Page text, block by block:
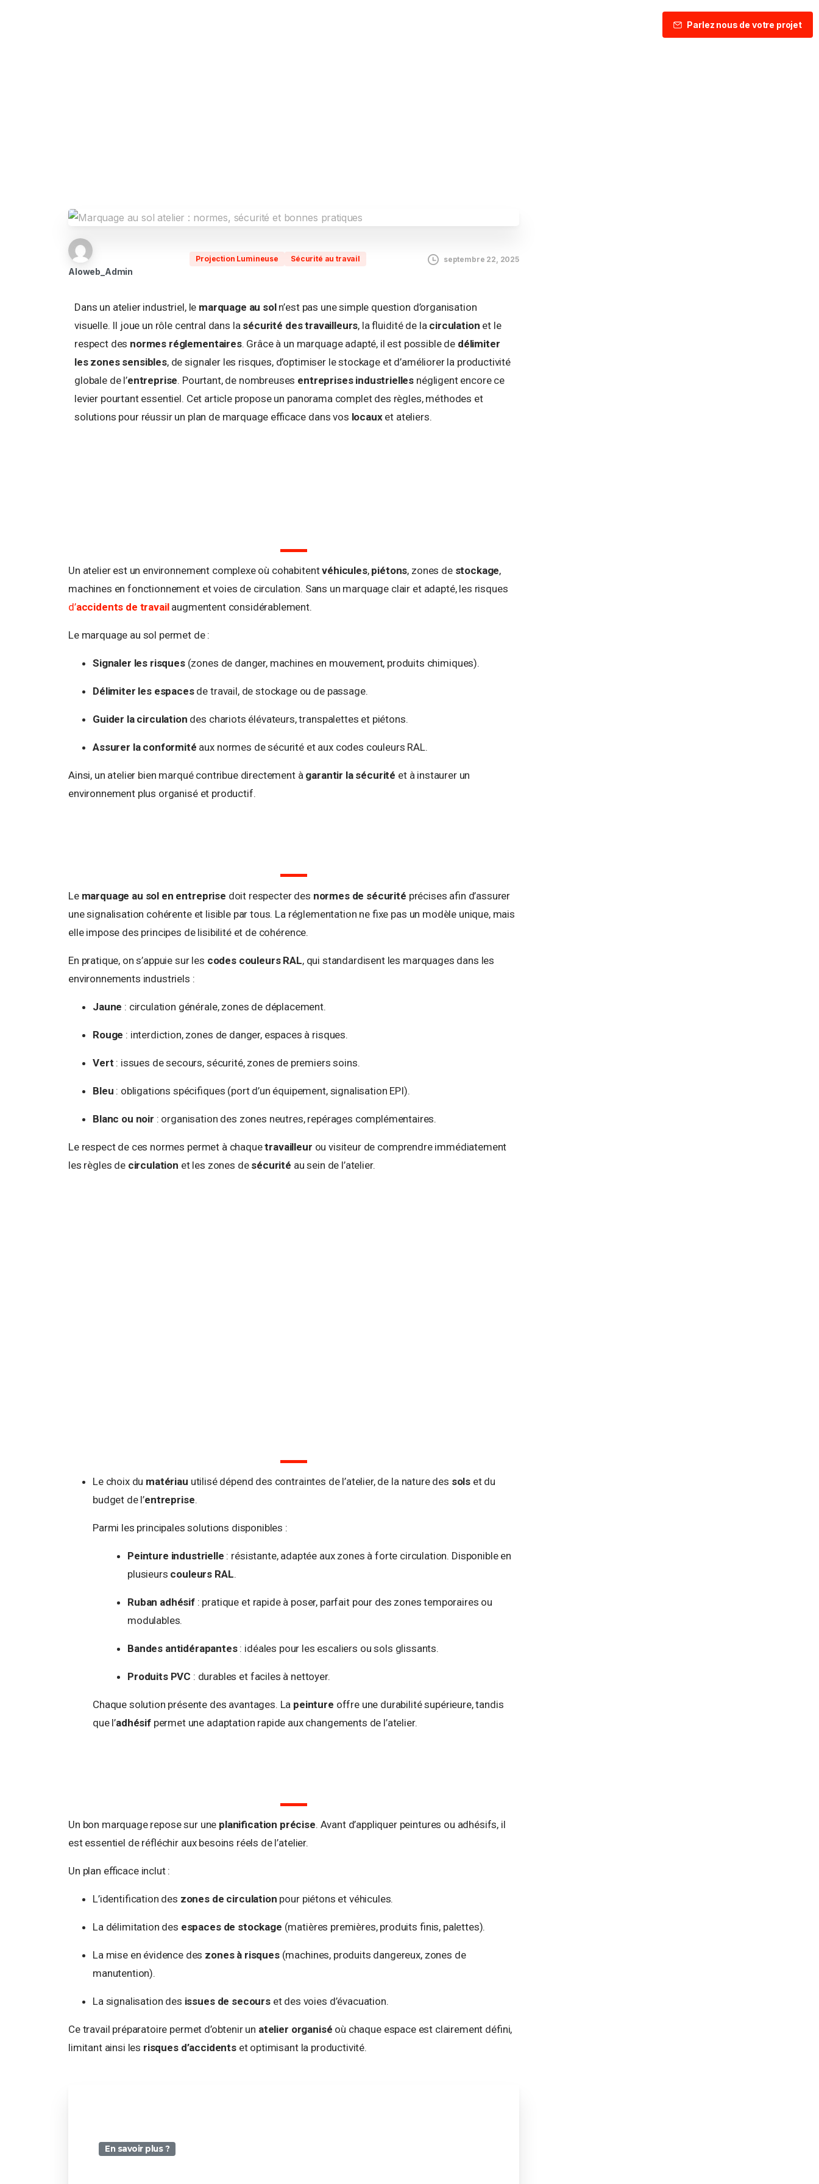
Parlez nous de votre projet
Aloweb_Admin
Projection Lumineuse Sécurité au travail septembre 22, 2025
Dans un atelier industriel, le marquage au soln’est pas une simple question d’organisation
visuelle. Il joue un rôle central dans la sécurité des travailleurs, la fluidité de la circulation et le
respect des normes réglementaires. Grâce à un marquage adapté, il est possible de délimiter
les zones sensibles, de signaler les risques, d’optimiser le stockage et d’améliorer la productivité
globale de l’entreprise. Pourtant, de nombreuses entreprises industrielles négligent encore ce
levier pourtant essentiel. Cet article propose un panorama complet des règles, méthodes et
solutions pour réussir un plan de marquage efficace dans vos locauxet ateliers.
Un atelier est un environnement complexe où cohabitentvéhicules, piétons, zones de stockage,
machines en fonctionnement et voies de circulation. Sans un marquage clair et adapté, les risques
d’accidents de travailaugmentent considérablement.
Le marquage au sol permet de :
Signaler les risques(zones de danger, machines en mouvement, produits chimiques).
Délimiter les espacesde travail, de stockage ou de passage.
Guider la circulation des chariots élévateurs, transpalettes et piétons.
Assurer la conformité aux normes de sécurité et aux codes couleurs RAL.
Ainsi, un atelier bien marqué contribue directement à garantir la sécurité et à instaurer un
environnement plus organisé et productif.
Le marquage au sol en entreprise doit respecter des normes de sécurité précises afin d’assurer
une signalisation cohérente et lisible par tous. La réglementation ne fixe pas un modèle unique, mais
elle impose des principes de lisibilité et de cohérence.
En pratique, on s’appuie sur les codes couleurs RAL, qui standardisent les marquages dans les
environnements industriels :
Jaune : circulation générale, zones de déplacement.
Rouge : interdiction, zones de danger, espaces à risques.
Vert : issues de secours, sécurité, zones de premiers soins.
Bleu : obligations spécifiques (port d’un équipement, signalisation EPI).
Blanc ou noir : organisation des zones neutres, repérages complémentaires.
Le respect de ces normes permet à chaquetravailleur ou visiteur de comprendre immédiatement
les règles de circulation et les zones de sécurité au sein de l’atelier.
Le choix du matériau utilisé dépend des contraintes de l’atelier, de la nature des sols et du
budget de l’entreprise.
Parmi les principales solutions disponibles :
Peinture industrielle : résistante, adaptée aux zones à forte circulation. Disponible en
plusieurs couleurs RAL.
Ruban adhésif: pratique et rapide à poser, parfait pour des zones temporaires ou
modulables.
Bandes antidérapantes: idéales pour les escaliers ou sols glissants.
Produits PVC : durables et faciles à nettoyer.
Chaque solution présente des avantages. La peinture offre une durabilité supérieure, tandis
que l’adhésifpermet une adaptation rapide aux changements de l’atelier.
Un bon marquage repose sur une planification précise. Avant d’appliquer peintures ou adhésifs, il
est essentiel de réfléchir aux besoins réels de l’atelier.
Un plan efficace inclut :
L’identification des zones de circulation pour piétons et véhicules.
La délimitation des espaces de stockage (matières premières, produits finis, palettes).
La mise en évidence des zones à risques(machines, produits dangereux, zones de
manutention).
La signalisation des issues de secourset des voies d’évacuation.
Ce travail préparatoire permet d’obtenir un atelier organisé où chaque espace est clairement défini,
limitant ainsi les risques d’accidentset optimisant la productivité.
En savoir plus ?